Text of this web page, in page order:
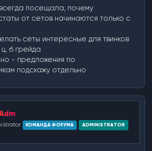
посещала, почему
от сетов начинаются только с
сеты интересные для твинков
б грейда
- предложения по
подскажу отдельно
КОМАНДА ФОРУМА ADMINISTRATOR